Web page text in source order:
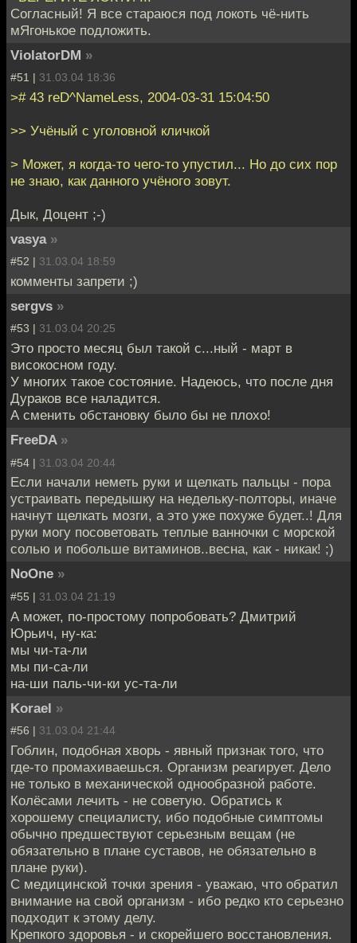
Согласный! Я все стараюся под локоть чё-нить
мЯгонькое подложить.
ViolatorDM »
#51 | 31.03.04 18:36
># 43 reD^NameLess, 2004-03-31 15:04:50
>> Учёный с уголовной кличкой
> Может, я когда-то чего-то упустил... Но до сих пор
не знаю, как данного учёного зовут.
Дык, Доцент ;-)
vasya »
#52 | 31.03.04 18:59
комменты запрети ;)
sergvs »
#53 | 31.03.04 20:25
Это просто месяц был такой с...ный - март в
високосном году.
У многих такое состояние. Надеюсь, что после дня
Дураков все наладится.
А сменить обстановку было бы не плохо!
FreeDA »
#54 | 31.03.04 20:44
Если начали неметь руки и щелкать пальцы - пора
устраивать передышку на недельку-полторы, иначе
начнут щелкать мозги, а это уже похуже будет..! Для
руки могу посоветовать теплые ванночки с морской
солью и побольше витаминов..весна, как - никак! ;)
NoOne »
#55 | 31.03.04 21:19
А может, по-простому попробовать? Дмитрий
Юрьич, ну-ка:
мы чи-та-ли
мы пи-са-ли
на-ши паль-чи-ки ус-та-ли
Korael »
#56 | 31.03.04 21:44
Гоблин, подобная хворь - явный признак того, что
где-то промахиваешься. Организм реагирует. Дело
не только в механической однообразной работе.
Колёсами лечить - не советую. Обратись к
хорошему специалисту, ибо подобные симптомы
обычно предшествуют серьезным вещам (не
обязательно в плане суставов, не обязательно в
плане руки).
С медицинской точки зрения - уважаю, что обратил
внимание на свой организм - ибо редко кто серьезно
подходит к этому делу.
Крепкого здоровья - и скорейшего восстановления.